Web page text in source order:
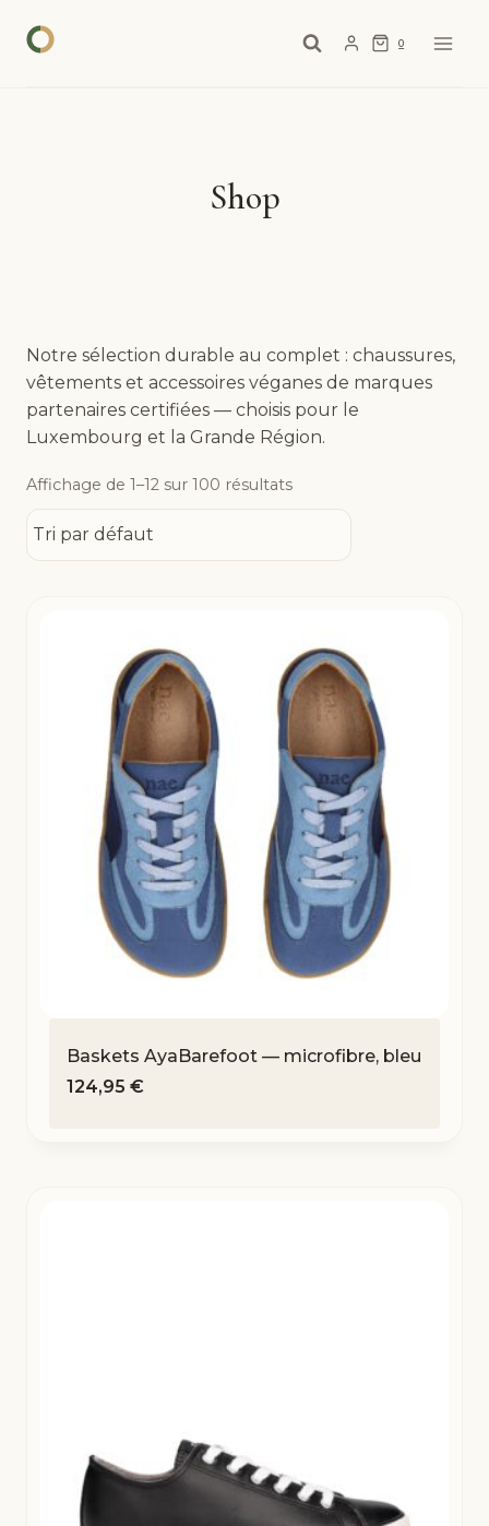
0
Shop
Notre sélection durable au complet : chaussures,
vêtements et accessoires véganes de marques
partenaires certifiées — choisis pour le
Luxembourg et la Grande Région.
Affichage de 1–12 sur 100 résultats
Baskets AyaBarefoot — microfibre, bleu
124,95 €